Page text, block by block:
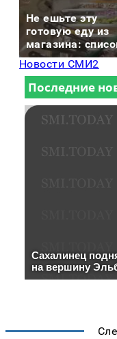
Не ешьте эту
готовую еду из
магазина:
Новости СМИ2